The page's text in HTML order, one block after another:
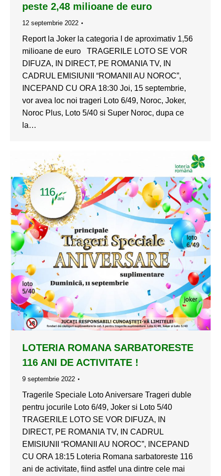
peste 2,48 milioane de euro
12 septembrie 2022
Report la Joker la categoria I de aproximativ 1,56
milioane de euro TRAGERILE LOTO SE VOR
DIFUZA, IN DIRECT, PE ROMANIA TV, IN
CADRUL EMISIUNII “ROMANII AU NOROC”,
INCEPAND CU ORA 18:30 Joi, 15 septembrie,
vor avea loc noi trageri Loto 6/49, Noroc, Joker,
Noroc Plus, Loto 5/40 si Super Noroc, dupa ce
la…
LOTERIA ROMANA SARBATORESTE
116 ANI DE ACTIVITATE !
9 septembrie 2022
Tragerile Speciale Loto Aniversare Trageri duble
pentru jocurile Loto 6/49, Joker si Loto 5/40
TRAGERILE LOTO SE VOR DIFUZA, IN
DIRECT, PE ROMANIA TV, IN CADRUL
EMISIUNII “ROMANII AU NOROC”, INCEPAND
CU ORA 18:15 Loteria Romana sarbatoreste 116
ani de activitate, fiind astfel una dintre cele mai